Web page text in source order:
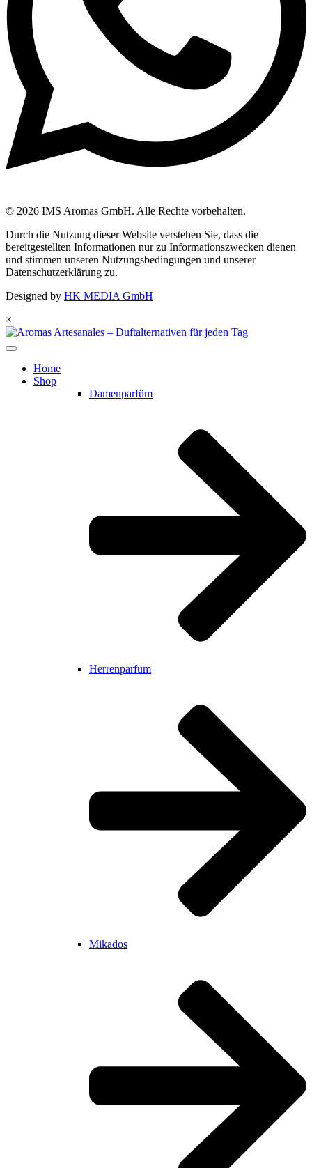
© 2026 IMS Aromas GmbH. Alle Rechte vorbehalten.
Durch die Nutzung dieser Website verstehen Sie, dass die
bereitgestellten Informationen nur zu Informationszwecken dienen
und stimmen unseren Nutzungsbedingungen und unserer
Datenschutzerklärung zu.
Designed by HK MEDIA GmbH
×
Home
Shop
Damenparfüm
Herrenparfüm
Mikados